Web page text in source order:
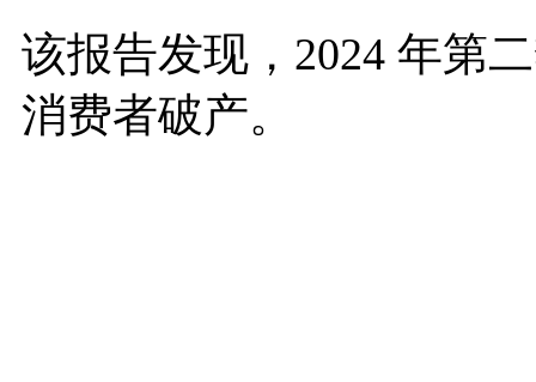
该报告发现，2024 年第
消费者破产。